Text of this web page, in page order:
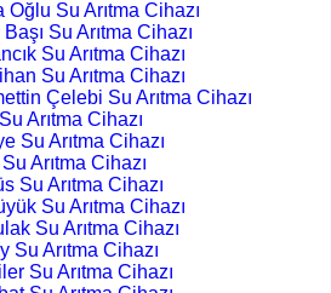
Oğlu Su Arıtma Cihazı
Su Arıtma Cihazı
Su Arıtma Cihazı
Su Arıtma Cihazı
Çelebi Su Arıtma Cihazı
Arıtma Cihazı
Su Arıtma Cihazı
Arıtma Cihazı
Su Arıtma Cihazı
Su Arıtma Cihazı
Su Arıtma Cihazı
Su Arıtma Cihazı
Su Arıtma Cihazı